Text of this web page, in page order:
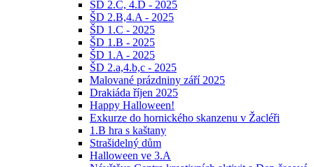
ŠD 2.C, 4.D - 2025
ŠD 2.B,4.A - 2025
ŠD 1.C - 2025
ŠD 1.B - 2025
ŠD 1.A - 2025
ŠD 2.a,4.b,c - 2025
Malované prázdniny září 2025
Drakiáda říjen 2025
Happy Halloween!
Exkurze do hornického skanzenu v Žacléři
1.B hra s kaštany
Strašidelný dům
Halloween ve 3.A